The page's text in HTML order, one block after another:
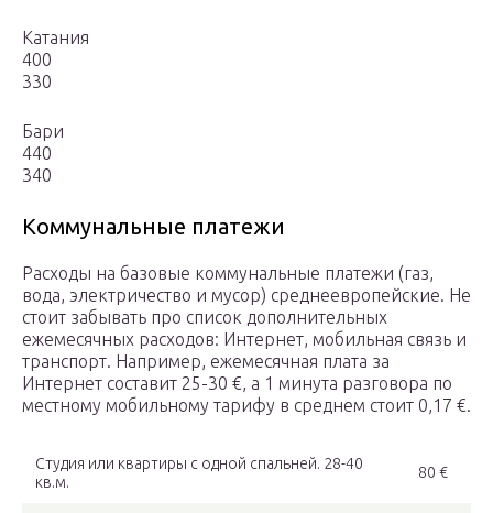
Катания
400
330
Бари
440
340
Коммунальные платежи
Расходы на базовые коммунальные платежи (газ,
вода, электричество и мусор) среднеевропейские. Не
стоит забывать про список дополнительных
ежемесячных расходов: Интернет, мобильная связь и
транспорт. Например, ежемесячная плата за
Интернет составит 25-30 €, а 1 минута разговора по
местному мобильному тарифу в среднем стоит 0,17 €.
Студия или квартиры с одной спальней. 28-40
кв.м.
80 €